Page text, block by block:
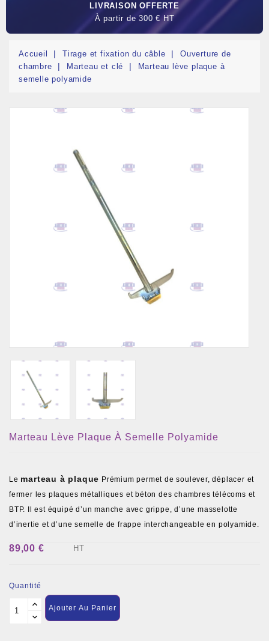
LIVRAISON OFFERTE
À partir de 300 € HT
Accueil Tirage et fixation du câble
Ouverture de
chambre
Marteau et clé
Marteau lève plaque à
semelle polyamide
Marteau Lève Plaque À Semelle Polyamide
Le marteau à plaque Prémium permet de soulever, déplacer et
fermer les plaques métalliques et béton des chambres télécoms et
BTP. Il est équipé d’un manche avec grippe, d’une masselotte
d’inertie et d’une semelle de frappe interchangeable en polyamide.
89,00 € HT
Quantité
Ajouter Au Panier